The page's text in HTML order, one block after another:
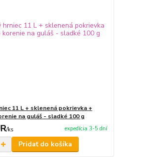
11 L + sklenená pokrievka +
na guláš - sladké 100 g
/ks expedícia 3-5 dní
Pridať do košíka